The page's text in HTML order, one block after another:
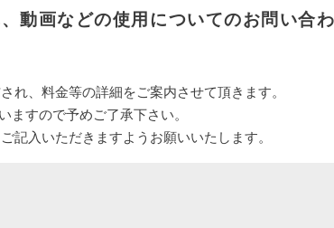
動画などの使用についてのお問い合
れ、料金等の詳細をご案内させて頂きます。
ますので予めご了承下さい。
記入いただきますようお願いいたします。